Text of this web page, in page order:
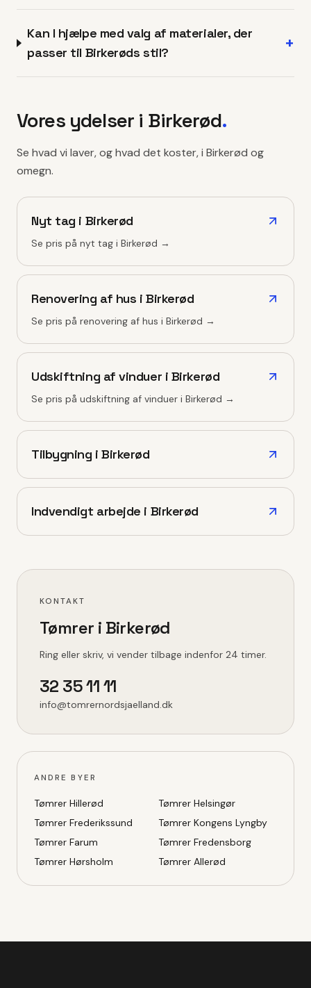
Kan I hjælpe med valg af materialer, der
passer til Birkerøds stil?
+
Vores ydelser i Birkerød.
Se hvad vi laver, og hvad det koster, i Birkerød og
omegn.
Nyt tag i Birkerød
Se pris på nyt tag i Birkerød →
Renovering af hus iBirkerød
Se pris på renovering af hus i Birkerød →
Udskiftning af vinduer i Birkerød
Se pris på udskiftning af vinduer i Birkerød →
Tilbygning iBirkerød
Indvendigt arbejde i Birkerød
KONTAKT
Tømrer i Birkerød
Ring eller skriv, vi vender tilbage indenfor 24 timer.
32 35 11 11
info@tomrernordsjaelland.dk
ANDRE BYER
Tømrer Hillerød Tømrer Helsingør
Tømrer Frederikssund Tømrer Kongens Lyngby
Tømrer Farum Tømrer Fredensborg
Tømrer Hørsholm Tømrer Allerød